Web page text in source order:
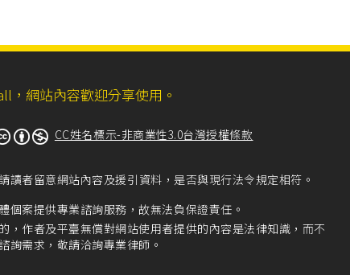
，網站內容歡迎分享使用。
CC姓名標示-非商業性3.0台灣授權條款
讀者留意網站內容及援引資料，是否與現行法令規定相符。
個案提供專業諮詢服務，故無法負保證責任。
，作者及平臺無償對網站使用者提供的內容是法律知識，而不
詢需求，敬請洽詢專業律師。